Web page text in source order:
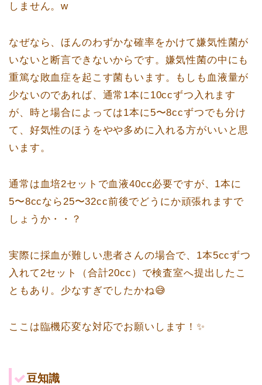
しません。w
なぜなら、ほんのわずかな確率をかけて嫌気性菌が
いないと断言できないからです。嫌気性菌の中にも
重篤な敗血症を起こす菌もいます。もしも血液量が
少ないのであれば、通常1本に10ccずつ入れます
が、時と場合によっては1本に5〜8ccずつでも分け
て、好気性のほうをやや多めに入れる方がいいと思
います。
通常は血培2セットで血液40cc必要ですが、1本に
5〜8ccなら25〜32cc前後でどうにか頑張れますで
しょうか・・？
実際に採血が難しい患者さんの場合で、1本5ccずつ
入れて2セット（合計20cc）で検査室へ提出したこ
ともあり。少なすぎでしたかね😅
ここは臨機応変な対応でお願いします！✨
豆知識